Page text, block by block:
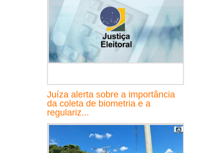
Juíza alerta sobre a importância
da coleta de biometria e a
regulariz...